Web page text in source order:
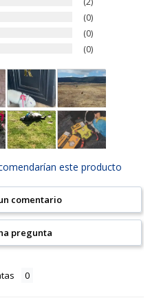
0
0
0
este producto
comentario
pregunta